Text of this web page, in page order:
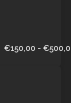
€150,00 -